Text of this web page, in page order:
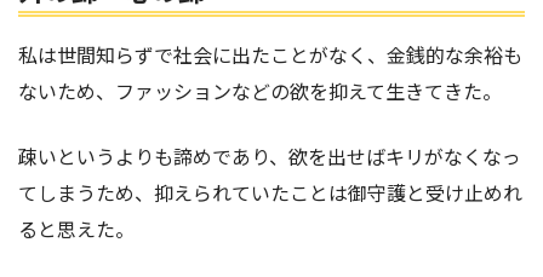
私は世間知らずで社会に出たことがなく、金銭的な余裕も
ないため、ファッションなどの欲を抑えて生きてきた。
疎いというよりも諦めであり、欲を出せばキリがなくなっ
てしまうため、抑えられていたことは御守護と受け止めれ
ると思えた。